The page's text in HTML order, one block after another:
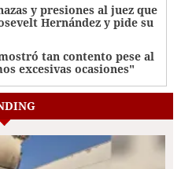
y presiones al juez que
Hernández y pide su
tan contento pese al
excesivas ocasiones"